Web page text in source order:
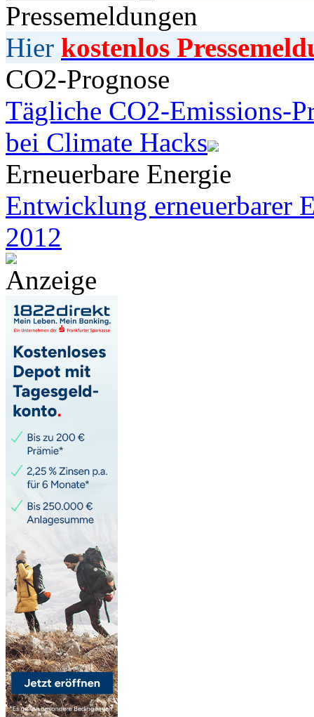
Pressemeldungen
Hier kostenlos
CO2-Prognose
Tägliche CO2-Emissions-
bei Climate Hacks
Erneuerbare Energie
Entwicklung erneuerbarer
2012
Anzeige